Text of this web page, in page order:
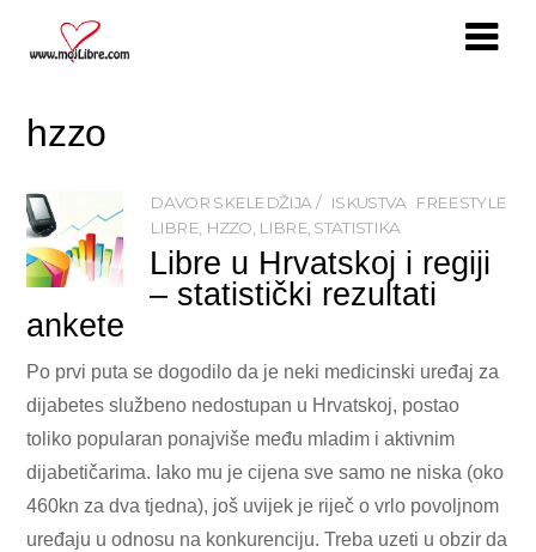
hzzo
DAVOR SKELEDŽIJA ISKUSTVA FREESTYLE
LIBRE, HZZO, LIBRE, STATISTIKA
Libre u Hrvatskoj i regiji
– statistički rezultati
ankete
Po prvi puta se dogodilo da je neki medicinski uređaj za
dijabetes službeno nedostupan u Hrvatskoj, postao
toliko popularan ponajviše među mladim i aktivnim
dijabetičarima. Iako mu je cijena sve samo ne niska (oko
460kn za dva tjedna), još uvijek je riječ o vrlo povoljnom
uređaju u odnosu na konkurenciju. Treba uzeti u obzir da